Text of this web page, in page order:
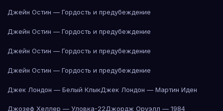
Джейн Остин — Гордость и предубеждение
Джейн Остин — Гордость и предубеждение
Джейн Остин — Гордость и предубеждение
Джейн Остин — Гордость и предубеждение
Джек Лондон — Белый КлыкДжек Лондон — Мартин Иден
Джозеф Хеллер — Уловка-22Джордж Оруэлл — 1984